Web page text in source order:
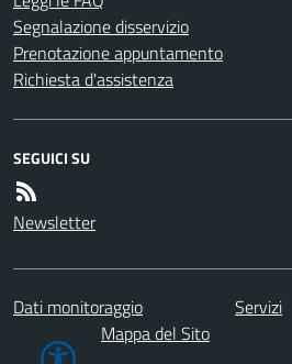
Segnalazione disservizio
Prenotazione appuntamento
Richiesta d'assistenza
SEGUICI SU
Newsletter
Dati monitoraggio Servizi
Mappa del Sito